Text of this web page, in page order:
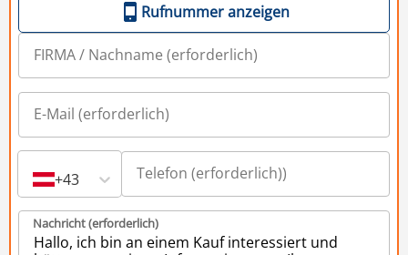
Rufnummer anzeigen
+43
Nachricht (erforderlich)